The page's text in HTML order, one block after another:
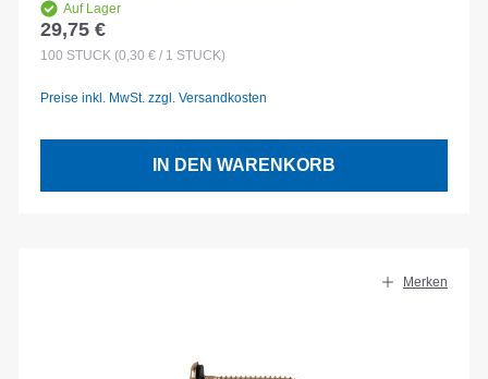
Auf Lager
Regulärer Preis:
29,75 €
100 STÜCK (0,30 € / 1 STÜCK)
Preise inkl. MwSt. zzgl. Versandkosten
IN DEN WARENKORB
Merken